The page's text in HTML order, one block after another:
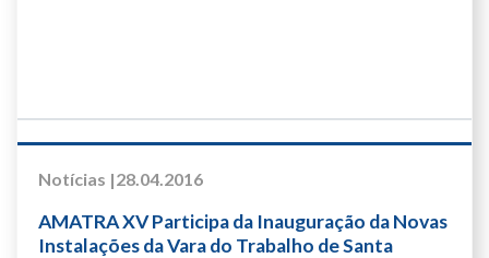
Notícias |28.04.2016
AMATRA XV Participa da Inauguração da Novas
Instalações da Vara do Trabalho de Santa